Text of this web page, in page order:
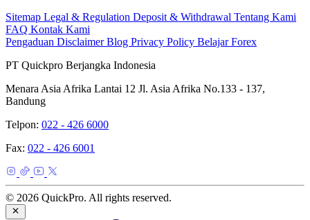
Sitemap Legal & Regulation Deposit & Withdrawal Tentang Kami
FAQ Kontak Kami
Pengaduan DisclaimerBlog Privacy Policy Belajar Forex
PT Quickpro Berjangka Indonesia
Menara Asia Afrika Lantai 12 Jl. Asia Afrika No.133 - 137,
Bandung
Telpon: 022 - 426 6000
Fax: 022 - 426 6001
© 2026 QuickPro. All rights reserved.